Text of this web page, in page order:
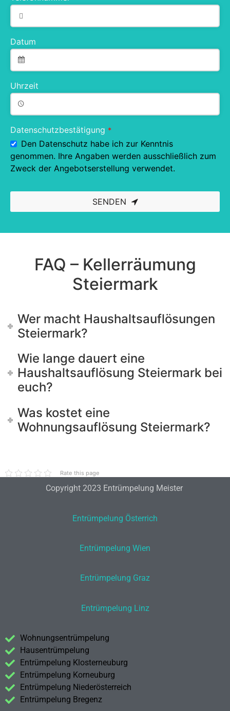
Datum
Uhrzeit
Datenschutzbestätigung *
Den Datenschutz habe ich zur Kenntnis
genommen. Ihre Angaben werden ausschließlich zum
Zweck der Angebotserstellung verwendet.
SENDEN
should
FAQ – Kellerräumung
Steiermark
Wer macht Haushaltsauflösungen
Steiermark?
Wie lange dauert eine
Haushaltsauflösung Steiermark bei
euch?
Was kostet eine
Wohnungsauflösung Steiermark?
Rate this page
Copyright 2023 Entrümpelung Meister
Entrümpelung Österrich
Entrümpelung Wien
Entrümpelung Graz
Entrümpelung Linz
Wohnungsentrümpelung
Hausentrümpelung
Entrümpelung Klosterneuburg
Entrümpelung Korneuburg
Entrümpelung Niederösterreich
Entrümpelung Bregenz